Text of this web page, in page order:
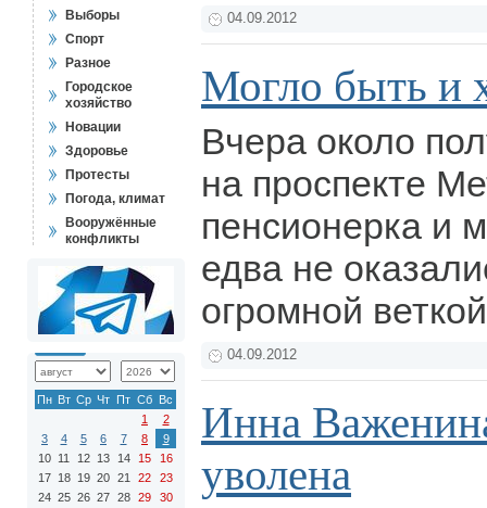
Выборы
Спорт
Разное
Городское
хозяйство
Новации
Здоровье
Протесты
Погода, климат
Вооружённые
конфликты
Пн Вт Ср Чт Пт Сб Вс
1
2
3
4 5 6 7 8
9
10 11 12 13 14 15
16
17 18 19 20 21 22
23
24 25 26 27 28 29
30
04.09.2012
Могло быть и
Вчера около
на проспекте
пенсионерка и
едва не
огромной
04.09.2012
Инна
уволена